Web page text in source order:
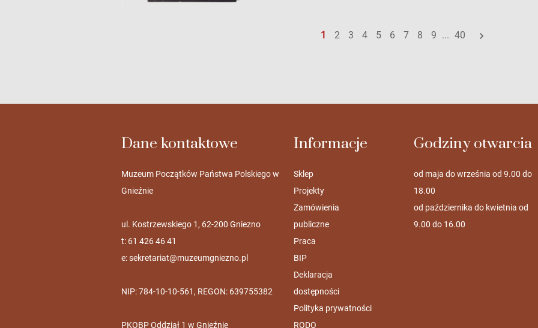
1 2 3 4 5 6 7 8 9 ... 40
Dane kontaktowe
Muzeum Początków Państwa Polskiego w
Gnieźnie
ul. Kostrzewskiego 1, 62-200 Gniezno
t: 61 426 46 41
e:sekretariat@muzeumgniezno.pl
NIP: 784-10-10-561, REGON: 639755382
PKOBP Oddział 1 w Gnieźnie
Informacje
Sklep
Projekty
Zamówienia
publiczne
Praca
BIP
Deklaracja
dostępności
Polityka prywatności
RODO
Godziny otwarcia
od maja do września od 9.00 do
18.00
od października do kwietnia od
9.00 do 16.00